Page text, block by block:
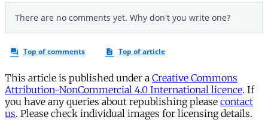
This article is published under a Creative Commons
Attribution-NonCommercial 4.0 International licence. If
you have any queries about republishing please contact
us. Please check individual images for licensing details.